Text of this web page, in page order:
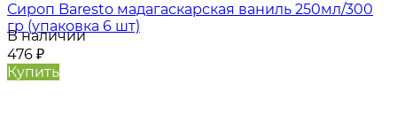
Сироп Baresto мадагаскарская ваниль 250мл/300
гр (упаковка 6 шт)
В наличии
476 ₽
Купить